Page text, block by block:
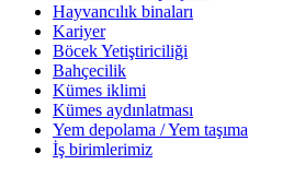
Hayvancılık binaları
Kariyer
Böcek Yetiştiriciliği
Bahçecilik
Kümes iklimi
Kümes aydınlatması
Yem depolama / Yem taşıma
İş birimlerimiz